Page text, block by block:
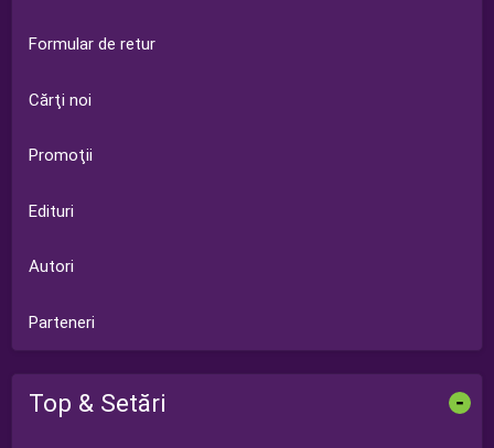
Formular de retur
Cărţi noi
Promoţii
Edituri
Autori
Parteneri
Top & Setări -